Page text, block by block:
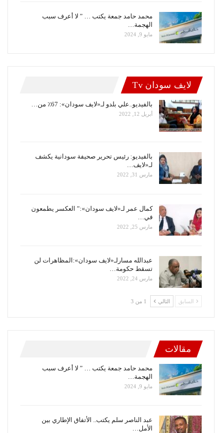
محمد حامد جمعة يكتب … ” لا أعرف سبب
الهجمة…
مايو 9, 2024
لايف سودان Tv
بالفيديو..علي بلدو لـ«لايف سودان»: 67٪ من…
أبريل 12, 2022
بالفيديو: رئيس تحرير صحيفة سودانية يكشف
لـ«لايف…
مارس 31, 2022
كمال عمر لـ«لايف سودان»:” العكسر يطمعون
في…
مارس 25, 2022
عبدالله مسارلـ«لايف سودان»:المظاهرات لن
تسقط حكومة…
مارس 24, 2022
السابق التالي 1 من 3
مقالات
محمد حامد جمعة يكتب … ” لا أعرف سبب
الهجمة…
مايو 9, 2024
عبد الناصر سلم يكتب.. الأتفاق الإطاري بين
الأمل…